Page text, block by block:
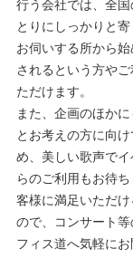
行う会社では、全
とりにしっかりと
お伺いする所から
されるという方や
ただけます。
また、企画のほか
とお考えの方に向
め、美しい歌声で
らのご利用もお待
客様に満足いただ
ので、コンサート
フィス道へ気軽にお